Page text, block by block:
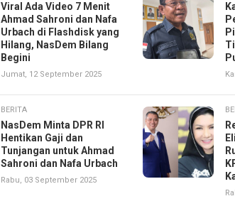
Viral Ada Video 7 Menit
Ahmad Sahroni dan Nafa
Urbach di Flashdisk yang
Hilang, NasDem Bilang
Begini
Jumat, 12 September 2025
BERITA
NasDem Minta DPR RI
Hentikan Gaji dan
Tunjangan untuk Ahmad
Sahroni dan Nafa Urbach
Rabu, 03 September 2025